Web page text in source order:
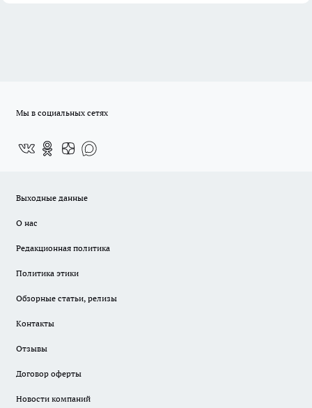
Мы в социальных сетях
Выходные данные
О нас
Редакционная политика
Политика этики
Обзорные статьи, релизы
Контакты
Отзывы
Договор оферты
Новости компаний